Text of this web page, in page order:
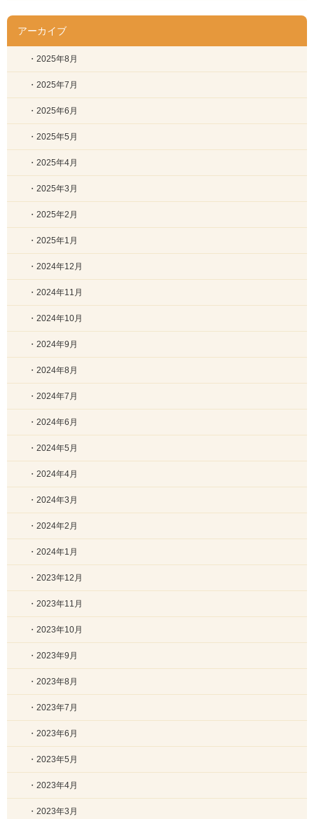
アーカイブ
・2025年8月
・2025年7月
・2025年6月
・2025年5月
・2025年4月
・2025年3月
・2025年2月
・2025年1月
・2024年12月
・2024年11月
・2024年10月
・2024年9月
・2024年8月
・2024年7月
・2024年6月
・2024年5月
・2024年4月
・2024年3月
・2024年2月
・2024年1月
・2023年12月
・2023年11月
・2023年10月
・2023年9月
・2023年8月
・2023年7月
・2023年6月
・2023年5月
・2023年4月
・2023年3月